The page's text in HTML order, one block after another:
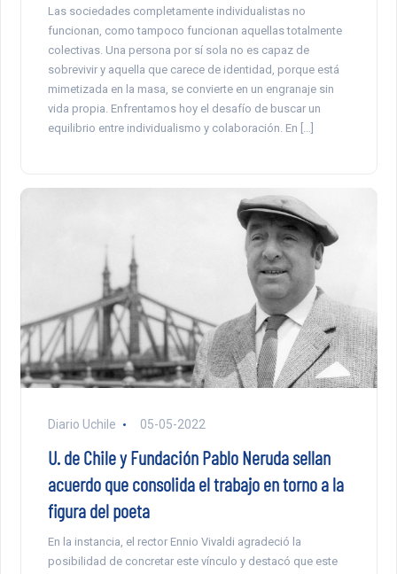
Las sociedades completamente individualistas no
funcionan, como tampoco funcionan aquellas totalmente
colectivas. Una persona por sí sola no es capaz de
sobrevivir y aquella que carece de identidad, porque está
mimetizada en la masa, se convierte en un engranaje sin
vida propia. Enfrentamos hoy el desafío de buscar un
equilibrio entre individualismo y colaboración. En […]
Diario Uchile 05-05-2022
U. de Chile y Fundación Pablo Neruda sellan
acuerdo que consolida el trabajo en torno a la
figura del poeta
En la instancia, el rector Ennio Vivaldi agradeció la
posibilidad de concretar este vínculo y destacó que este